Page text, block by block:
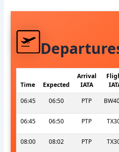
Time Expected
Arrival
IATA
06:45
06:50 PTP
06:45 06:50 PTP
08:00 08:02 PTP